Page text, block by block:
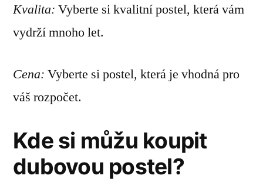
Kvalita: Vyberte si kvalitní postel, která vám
vydrží mnoho let.
Cena: Vyberte si postel, která je vhodná pro
váš rozpočet.
Kde si můžu koupit
dubovou postel?